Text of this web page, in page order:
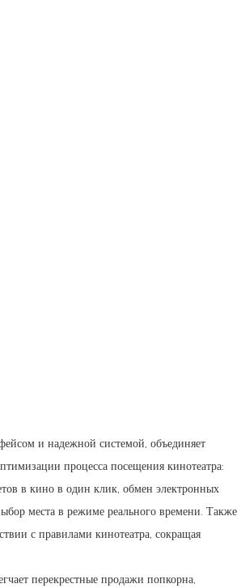
и надежной системой, объединяет
процесса посещения кинотеатра:
в кино в один клик, обмен электронных
места в режиме реального времени. Также
с правилами кинотеатра, сокращая
перекрестные продажи попкорна,